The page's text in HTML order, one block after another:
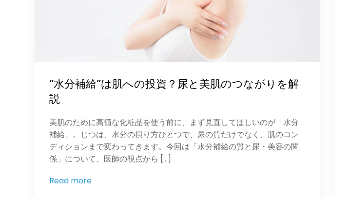
“水分補給”は肌への投資？尿と美肌のつながりを解
説
美肌のために高価な化粧品を使う前に、まず見直してほしいのが「水分
補給」。じつは、水分の摂り方ひとつで、尿の質だけでなく、肌のコン
ディションまで変わってきます。今回は「水分補給の質と尿・美容の関
係」について、医師の視点から […]
Read more